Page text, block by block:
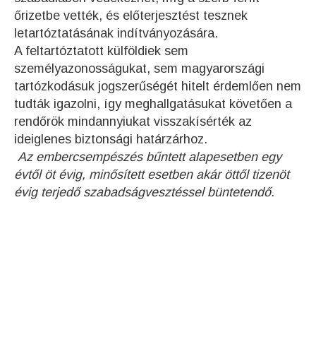
őrizetbe vették, és előterjesztést tesznek
letartóztatásának indítványozására.
A feltartóztatott külföldiek sem
személyazonosságukat, sem magyarországi
tartózkodásuk jogszerűségét hitelt érdemlően nem
tudták igazolni, így meghallgatásukat követően a
rendőrök mindannyiukat visszakísérték az
ideiglenes biztonsági határzárhoz.
Az embercsempészés bűntett alapesetben egy
évtől öt évig, minősített esetben akár öttől tizenöt
évig terjedő szabadságvesztéssel büntetendő.